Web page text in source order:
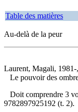
Table des matières
Au-delà de la peur
Laurent, Magali, 1981-
Le pouvoir des
Doit comprendre 3
9782897925192 (t. 2).